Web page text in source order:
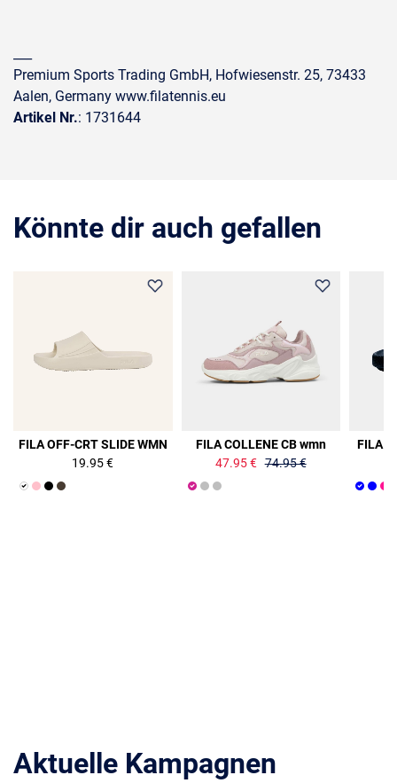
Premium Sports Trading GmbH, Hofwiesenstr. 25, 73433
Aalen, Germany www.filatennis.eu
Artikel Nr.: 1731644
Könnte dir auch gefallen
FILA OFF-CRT SLIDE WMN
19.95 €
FILA COLLENE CB wmn
47.95 € 74.95 €
FILA
Aktuelle Kampagnen